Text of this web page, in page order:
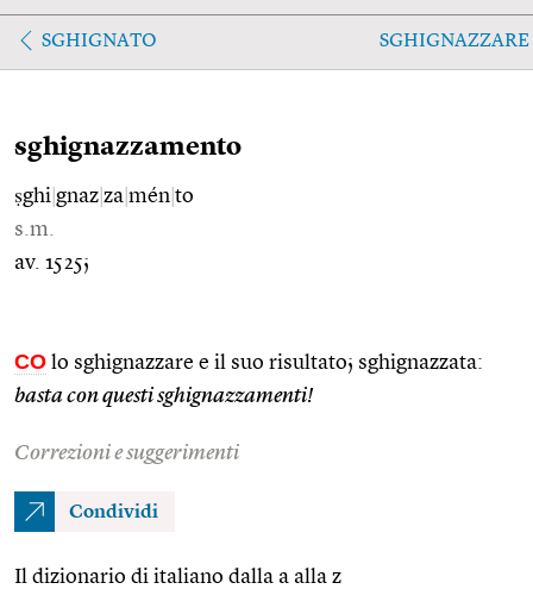
SGHIGNATO SGHIGNAZZARE
sghignazzamento
ṣghi gnaz za mén to
s.m.
av. 1525;
CO lo sghignazzare e il suo risultato; sghignazzata:
basta con questi sghignazzamenti!
Correzioni e suggerimenti
Condividi
Il dizionario di italiano dalla a alla z